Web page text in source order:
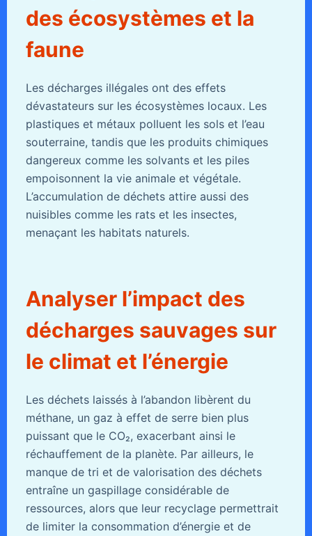
des écosystèmes et la
faune
Les décharges illégales ont des effets
dévastateurs sur les écosystèmes locaux. Les
plastiques et métaux polluent les sols et l’eau
souterraine, tandis que les produits chimiques
dangereux comme les solvants et les piles
empoisonnent la vie animale et végétale.
L’accumulation de déchets attire aussi des
nuisibles comme les rats et les insectes,
menaçant les habitats naturels.
Analyser l’impact des
décharges sauvages sur
le climat et l’énergie
Les déchets laissés à l’abandon libèrent du
méthane, un gaz à effet de serre bien plus
puissant que le CO₂, exacerbant ainsi le
réchauffement de la planète. Par ailleurs, le
manque de tri et de valorisation des déchets
entraîne un gaspillage considérable de
ressources, alors que leur recyclage permettrait
de limiter la consommation d’énergie et de